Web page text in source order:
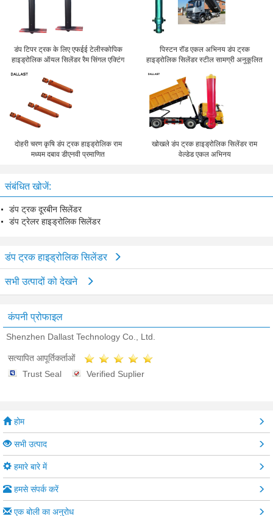
डंप टिपर ट्रक के लिए एफईई टेलीस्कोपिक
हाइड्रोलिक ऑयल सिलेंडर रैम सिंगल एक्टिंग
पिस्टन रॉड एकल अभिनय डंप ट्रक
हाइड्रोलिक सिलेंडर स्टील सामग्री अनुकूलित
दोहरी चरण कृषि डंप ट्रक हाइड्रोलिक राम
मध्यम दबाव डीएनवी प्रमाणित
खोखले डंप ट्रक हाइड्रोलिक सिलेंडर राम
वेल्डेड एकल अभिनय
संबंधित खोजें:
डंप ट्रक दूरबीन सिलेंडर
डंप ट्रेलर हाइड्रोलिक सिलेंडर
डंप ट्रक हाइड्रोलिक सिलेंडर
सभी उत्पादों को देखने
कंपनी प्रोफाइल
Shenzhen Dallast Technology Co., Ltd.
सत्यापित आपूर्तिकर्ताओं
Trust Seal
Verified Suplier
होम
सभी उत्पाद
हमारे बारे में
हमसे संपर्क करें
एक बोली का अनुरोध